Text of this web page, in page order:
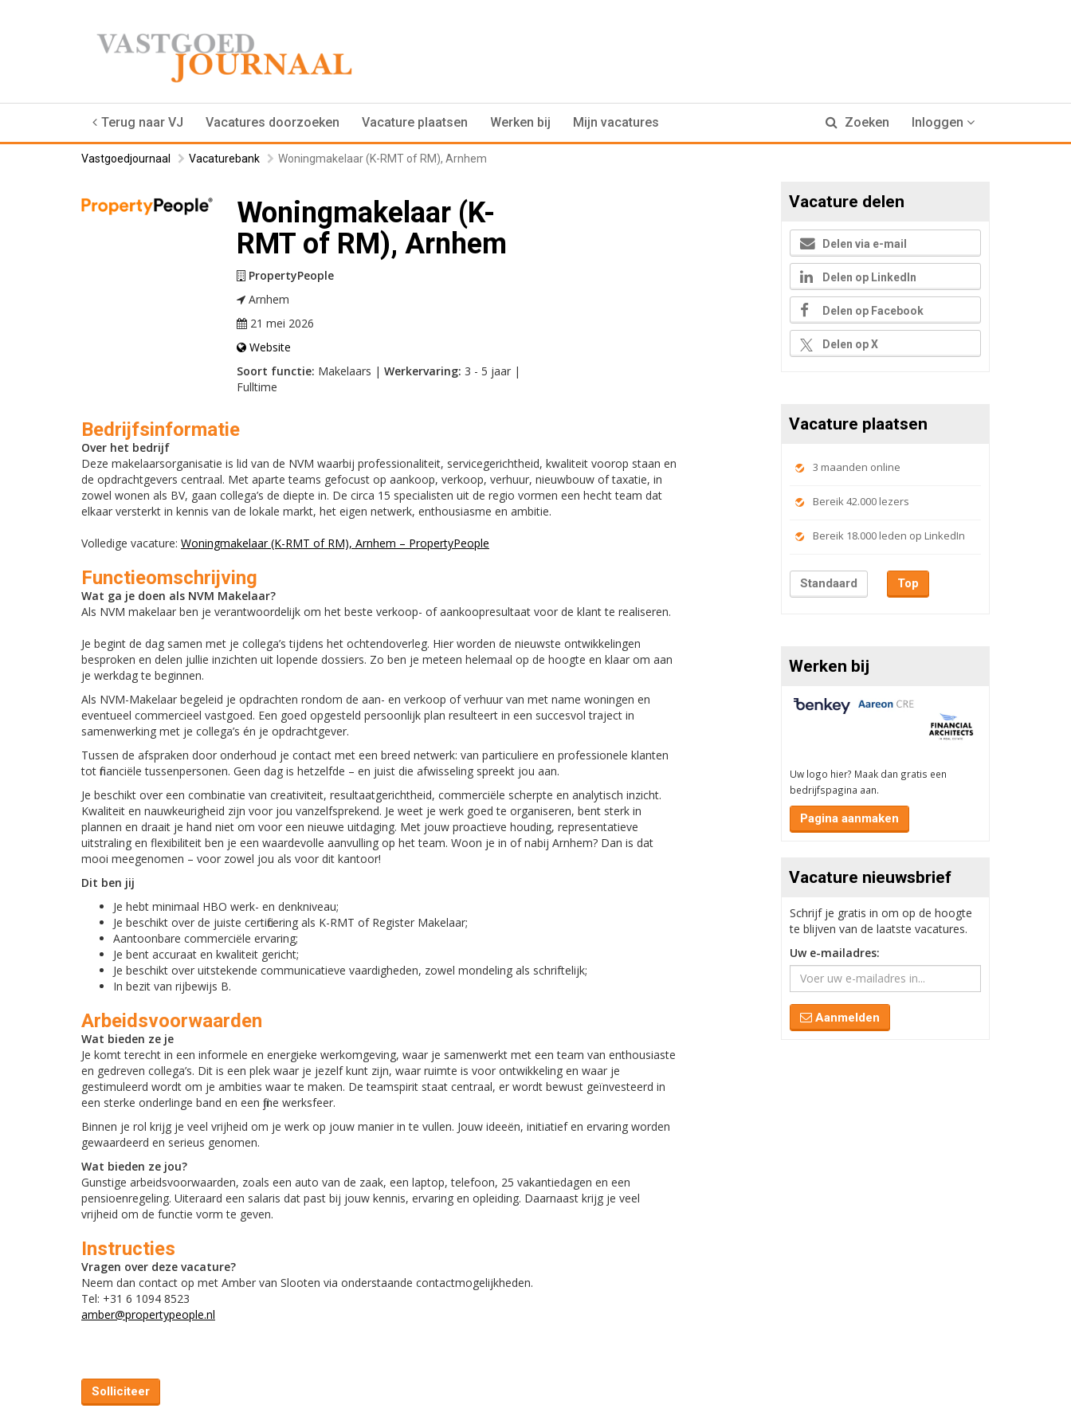
Terug naar VJ Vacatures doorzoeken Vacature plaatsen Werken bij Mijn vacatures Zoeken Inloggen
Vastgoedjournaal Vacaturebank Woningmakelaar (K-RMT of RM), Arnhem
Woningmakelaar (K-
RMT of RM), Arnhem
PropertyPeople
Arnhem
21 mei 2026
Website
Soort functie: Makelaars | Werkervaring: 3 - 5 jaar |
Fulltime
Bedrijfsinformatie
Over het bedrijf
Deze makelaarsorganisatie is lid van de NVM waarbij professionaliteit, servicegerichtheid, kwaliteit voorop staan en
de opdrachtgevers centraal. Met aparte teams gefocust op aankoop, verkoop, verhuur, nieuwbouw of taxatie, in
zowel wonen als BV, gaan collega’s de diepte in. De circa 15 specialisten uit de regio vormen een hecht team dat
elkaar versterkt in kennis van de lokale markt, het eigen netwerk, enthousiasme en ambitie.
Volledige vacature: Woningmakelaar (K-RMT of RM), Arnhem – PropertyPeople
Functieomschrijving
Wat ga je doen als NVM Makelaar?
Als NVM makelaar ben je verantwoordelijk om het beste verkoop- of aankoopresultaat voor de klant te realiseren.
Je begint de dag samen met je collega’s tijdens het ochtendoverleg. Hier worden de nieuwste ontwikkelingen
besproken en delen jullie inzichten uit lopende dossiers. Zo ben je meteen helemaal op de hoogte en klaar om aan
je werkdag te beginnen.
Als NVM-Makelaar begeleid je opdrachten rondom de aan- en verkoop of verhuur van met name woningen en
eventueel commercieel vastgoed. Een goed opgesteld persoonlijk plan resulteert in een succesvol traject in
samenwerking met je collega’s én je opdrachtgever.
Tussen de afspraken door onderhoud je contact met een breed netwerk: van particuliere en professionele klanten
tot financiële tussenpersonen. Geen dag is hetzelfde – en juist die afwisseling spreekt jou aan.
Je beschikt over een combinatie van creativiteit, resultaatgerichtheid, commerciële scherpte en analytisch inzicht.
Kwaliteit en nauwkeurigheid zijn voor jou vanzelfsprekend. Je weet je werk goed te organiseren, bent sterk in
plannen en draait je hand niet om voor een nieuwe uitdaging. Met jouw proactieve houding, representatieve
uitstraling en flexibiliteit ben je een waardevolle aanvulling op het team. Woon je in of nabij Arnhem? Dan is dat
mooi meegenomen – voor zowel jou als voor dit kantoor!
Dit ben jij
Je hebt minimaal HBO werk- en denkniveau;
Je beschikt over de juiste certificering als K-RMT of Register Makelaar;
Aantoonbare commerciële ervaring;
Je bent accuraat en kwaliteit gericht;
Je beschikt over uitstekende communicatieve vaardigheden, zowel mondeling als schriftelijk;
In bezit van rijbewijs B.
Arbeidsvoorwaarden
Wat bieden ze je
Je komt terecht in een informele en energieke werkomgeving, waar je samenwerkt met een team van enthousiaste
en gedreven collega’s. Dit is een plek waar je jezelf kunt zijn, waar ruimte is voor ontwikkeling en waar je
gestimuleerd wordt om je ambities waar te maken. De teamspirit staat centraal, er wordt bewust geïnvesteerd in
een sterke onderlinge band en een fijne werksfeer.
Binnen je rol krijg je veel vrijheid om je werk op jouw manier in te vullen. Jouw ideeën, initiatief en ervaring worden
gewaardeerd en serieus genomen.
Wat bieden ze jou?
Gunstige arbeidsvoorwaarden, zoals een auto van de zaak, een laptop, telefoon, 25 vakantiedagen en een
pensioenregeling. Uiteraard een salaris dat past bij jouw kennis, ervaring en opleiding. Daarnaast krijg je veel
vrijheid om de functie vorm te geven.
Instructies
Vragen over deze vacature?
Neem dan contact op met Amber van Slooten via onderstaande contactmogelijkheden.
Tel: +31 6 1094 8523
amber@propertypeople.nl
Solliciteer
Vacature delen
Delen via e-mail
Delen op LinkedIn
Delen op Facebook
Delen op X
Vacature plaatsen
3 maanden online
Bereik 42.000 lezers
Bereik 18.000 leden op LinkedIn
Standaard Top
Werken bij
Uw logo hier? Maak dan gratis een
bedrijfspagina aan.
Pagina aanmaken
Vacature nieuwsbrief
Schrijf je gratis in om op de hoogte
te blijven van de laatste vacatures.
Uw e-mailadres:
Aanmelden